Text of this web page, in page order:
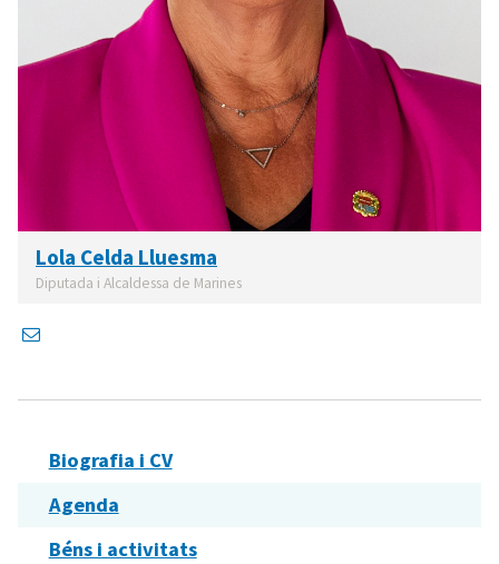
Lola Celda Lluesma
Diputada i Alcaldessa de Marines
Biografia i CV
Agenda
Béns i activitats